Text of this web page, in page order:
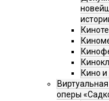
Кино и
оперы